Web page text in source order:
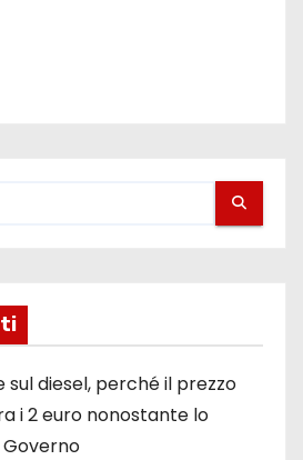
sul diesel, perché il prezzo
i 2 euro nonostante lo